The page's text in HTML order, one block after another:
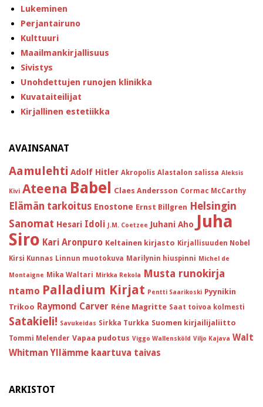
Lukeminen
Perjantairuno
Kulttuuri
Maailmankirjallisuus
Sivistys
Unohdettujen runojen klinikka
Kuvataiteilijat
Kirjallinen estetiikka
AVAINSANAT
Aamulehti Adolf Hitler Akropolis Alastalon salissa Aleksis
Kivi Ateena Babel Claes Andersson Cormac McCarthy
Elämän tarkoitus Enostone Ernst Billgren Helsingin
Sanomat Hesari Idoli J.M. Coetzee Juhani Aho Juha
Siro Kari Aronpuro Keltainen kirjasto Kirjallisuuden Nobel
Kirsi Kunnas Linnun muotokuva Marilynin hiuspinni Michel de
Montaigne Mika Waltari Mirkka Rekola Musta runokirja
ntamo Palladium Kirjat Pentti Saarikoski Pyynikin
Trikoo Raymond Carver Réne Magritte Saat toivoa kolmesti
Satakieli! Savukeidas Sirkka Turkka Suomen kirjailijaliitto
Tommi Melender Vapaa pudotus Viggo Wallensköld Viljo Kajava Walt
Whitman Yllämme kaartuva taivas
ARKISTOT